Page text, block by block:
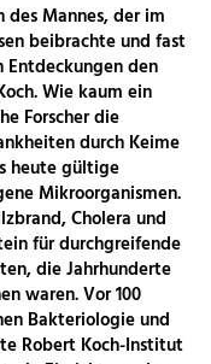
Mannes, der im
beibrachte und fast
Entdeckungen den
Wie kaum ein
Forscher die
durch Keime
heute gültige
Mikroorganismen.
Cholera und
für durchgreifende
die Jahrhunderte
waren. Vor 100
Bakteriologie und
Robert Koch-Institut